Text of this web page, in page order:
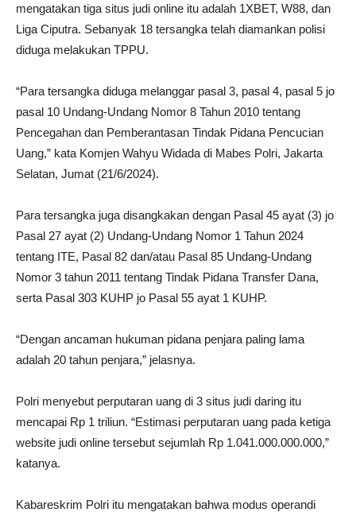
mengatakan tiga situs judi online itu adalah 1XBET, W88, dan
Liga Ciputra. Sebanyak 18 tersangka telah diamankan polisi
diduga melakukan TPPU.
“Para tersangka diduga melanggar pasal 3, pasal 4, pasal 5 jo
pasal 10 Undang-Undang Nomor 8 Tahun 2010 tentang
Pencegahan dan Pemberantasan Tindak Pidana Pencucian
Uang,” kata Komjen Wahyu Widada di Mabes Polri, Jakarta
Selatan, Jumat (21/6/2024).
Para tersangka juga disangkakan dengan Pasal 45 ayat (3) jo
Pasal 27 ayat (2) Undang-Undang Nomor 1 Tahun 2024
tentang ITE, Pasal 82 dan/atau Pasal 85 Undang-Undang
Nomor 3 tahun 2011 tentang Tindak Pidana Transfer Dana,
serta Pasal 303 KUHP jo Pasal 55 ayat 1 KUHP.
“Dengan ancaman hukuman pidana penjara paling lama
adalah 20 tahun penjara,” jelasnya.
Polri menyebut perputaran uang di 3 situs judi daring itu
mencapai Rp 1 triliun. “Estimasi perputaran uang pada ketiga
website judi online tersebut sejumlah Rp 1.041.000.000.000,”
katanya.
Kabareskrim Polri itu mengatakan bahwa modus operandi